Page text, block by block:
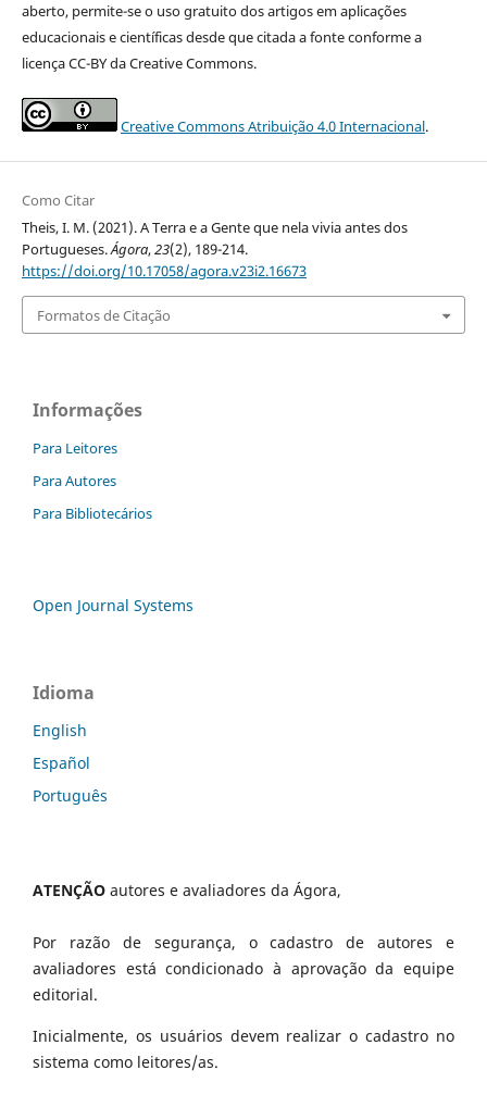
aberto, permite-se o uso gratuito dos artigos em aplicações
educacionais e científicas desde que citada a fonte conforme a
licença CC-BY da Creative Commons.
Creative Commons Atribuição 4.0 Internacional.
Como Citar
Theis, I. M. (2021). A Terra e a Gente que nela vivia antes dos
Portugueses.Ágora,23(2), 189-214.
https://doi.org/10.17058/agora.v23i2.16673
Formatos de Citação
Informações
Para Leitores
Para Autores
Para Bibliotecários
Open Journal Systems
Idioma
English
Español
Português
ATENÇÃO autores e avaliadores da Ágora,
Por razão de segurança, o cadastro de autores e
avaliadores está condicionado à aprovação da equipe
editorial.
Inicialmente, os usuários devem realizar o cadastro no
sistema como leitores/as.